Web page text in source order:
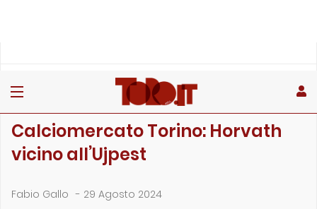
Calciomercato Torino: Horvath
vicino all’Ujpest
Fabio Gallo - 29 Agosto 2024